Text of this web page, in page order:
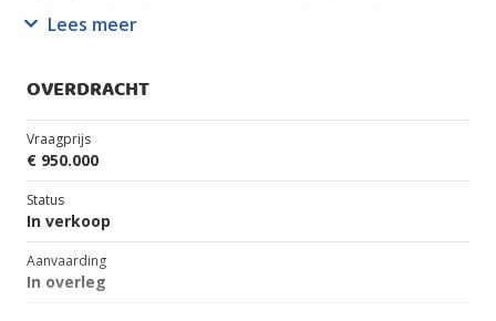
aangenaam binnenklimaat, een royale woonkeuken,
rolluiken. Bovendien zijn er mogelijkheden voor een 5e of
maakt.
Deze ‘kast van een woning’ is gelegen op een prachtige
locatie met een heerlijke grote tuin en volop speelruimte voor
kinderen, (zowel binnen als buiten) biedt een combinatie van
vrijheid, privacy én nabijheid van alle voorzieningen, en dat
midden in het dorp, op korte afstand van basisscholen,
winkels, sportvoorzieningen, openbaar vervoer en kerken. Al
Lees meer
OVERDRACHT
Vraagprijs
€ 950.000
Status
In verkoop
Aanvaarding
In overleg